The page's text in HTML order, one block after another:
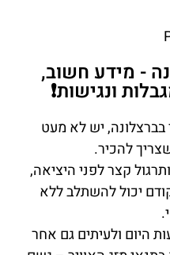
- מידע חשוב,
ונגישות❗
בברצלונה, יש לא מעט
להכיר.
קצר לפני היציאה,
יכול להשתלב ללא
היום ולעיתים גם אחר